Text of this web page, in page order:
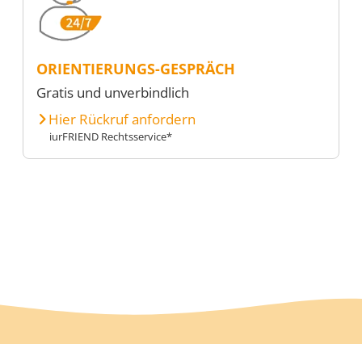
ORIENTIERUNGS-GESPRÄCH
Gratis und unverbindlich
Hier Rückruf anfordern
iurFRIEND Rechtsservice*